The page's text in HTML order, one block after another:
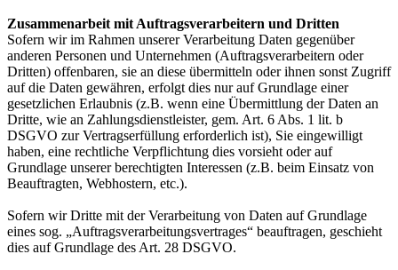
Zusammenarbeit mit Auftragsverarbeitern und Dritten
Sofern wir im Rahmen unserer Verarbeitung Daten gegenüber
anderen Personen und Unternehmen (Auftragsverarbeitern oder
Dritten) offenbaren, sie an diese übermitteln oder ihnen sonst Zugriff
auf die Daten gewähren, erfolgt dies nur auf Grundlage einer
gesetzlichen Erlaubnis (z.B. wenn eine Übermittlung der Daten an
Dritte, wie an Zahlungsdienstleister, gem. Art. 6 Abs. 1 lit. b
DSGVO zur Vertragserfüllung erforderlich ist), Sie eingewilligt
haben, eine rechtliche Verpflichtung dies vorsieht oder auf
Grundlage unserer berechtigten Interessen (z.B. beim Einsatz von
Beauftragten, Webhostern, etc.).
Sofern wir Dritte mit der Verarbeitung von Daten auf Grundlage
eines sog. „Auftragsverarbeitungsvertrages“ beauftragen, geschieht
dies auf Grundlage des Art. 28 DSGVO.